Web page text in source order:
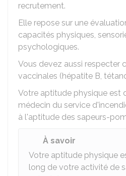
recrutement.
Elle repose sur une
capacités physiques,
psychologiques.
Vous devez aussi respecter
vaccinales (hépatite B,
Votre aptitude physique est
médecin du service
à l'aptitude des sapeurs-
À savoir
Votre aptitude physique
long de votre activité de